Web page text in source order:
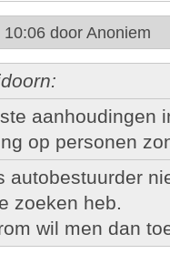
10:06 door Anoniem
aanhoudingen
op personen
autobestuurder
zoeken heb.
wil men dan